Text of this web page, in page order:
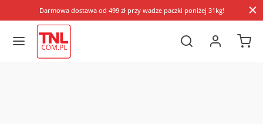
Darmowa dostawa od 499 zł przy wadze paczki poniżej 31kg!